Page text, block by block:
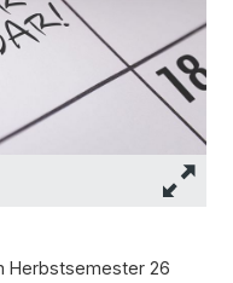
Herbstsemester 26